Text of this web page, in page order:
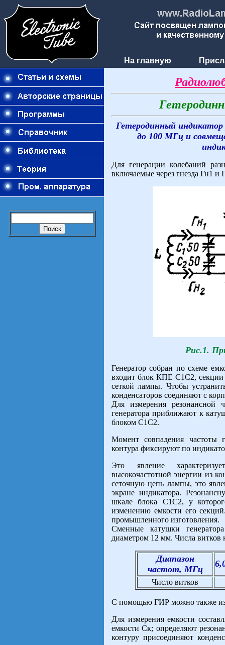
На главную
Гетеродинный индикатор
до 100 МГц и
Для генерации колебаний
включаемые через гнезда Гн1 и
Рис.1.
Генератор собран по схеме
входит блок КПЕ С1С2,
сеткой лампы. Чтобы
конденсаторов соединяют с
Для измерения резонансной
генератора приближают к
блоком С1С2.
Момент совпадения частоты
контура фиксируют по
Это явление
высокочастотной энергии из
сеточную цепь лампы, это
экране индикатора.
шкале блока С1С2, у
изменению емкости его
промышленного изготовления.
Сменные катушки
диаметром 12 мм. Числа витков
Диапазон
частот, МГц
Число витков
С помощью ГИР можно также
Для измерения емкости
емкости Ск; определяют
контуру присоединяют